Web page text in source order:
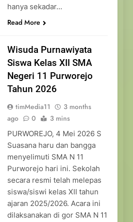
hanya sekadar…
Read More
Wisuda Purnawiyata
Siswa Kelas XII SMA
Negeri 11 Purworejo
Tahun 2026
timMedia11
3 months
ago
0 3 mins
PURWOREJO, 4 Mei 2026 S
Suasana haru dan bangga
menyelimuti SMA N 11
Purworejo hari ini. Sekolah
secara resmi telah melepas
siswa/siswi kelas XII tahun
ajaran 2025/2026. Acara ini
dilaksanakan di gor SMA N 11